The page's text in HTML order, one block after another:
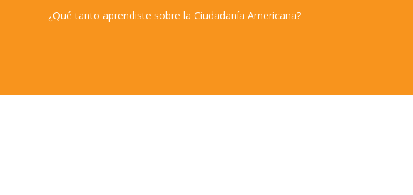
¿Qué tanto aprendiste sobre la Ciudadanía Americana?